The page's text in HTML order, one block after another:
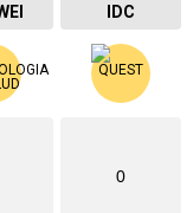
IDC
0